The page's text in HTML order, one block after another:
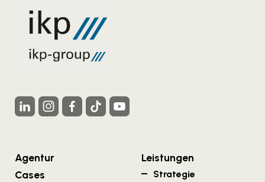
Agentur
Cases
Leistungen
Strategie